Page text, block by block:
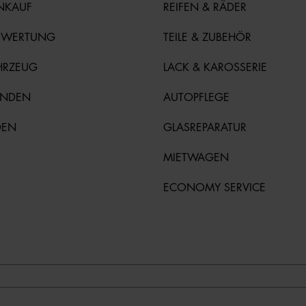
REIFEN & RÄDER
TEILE & ZUBEHÖR
LACK & KAROSSERIE
AUTOPFLEGE
GLASREPARATUR
MIETWAGEN
ECONOMY SERVICE